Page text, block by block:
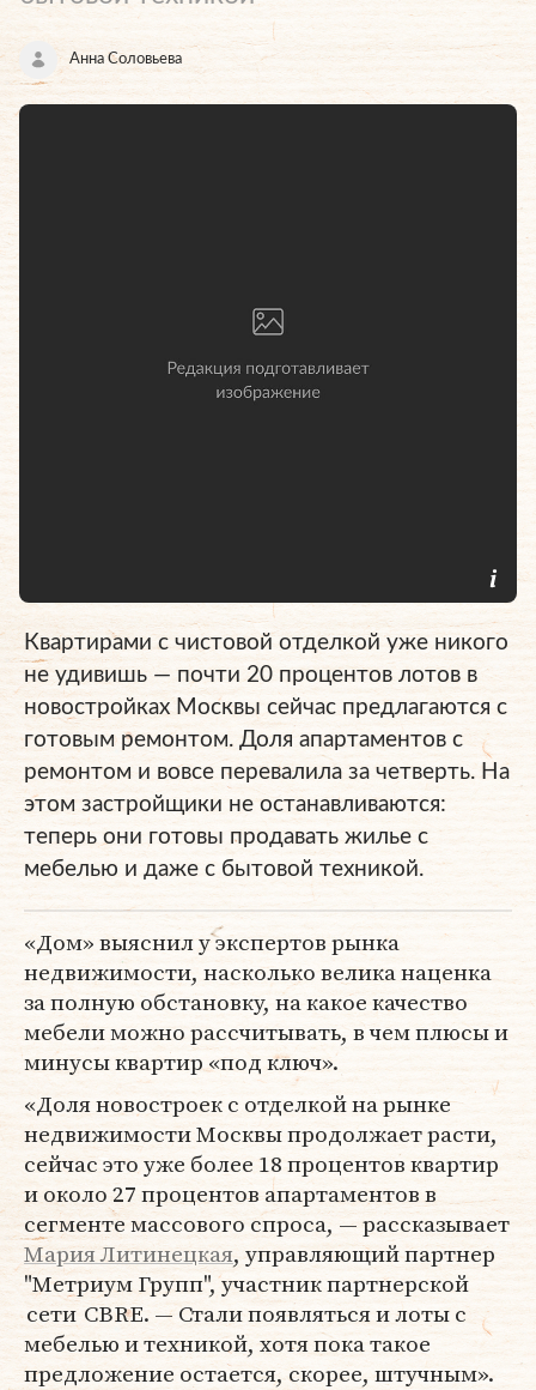
Анна Соловьева
Квартирами с чистовой отделкой уже никого
не удивишь — почти 20 процентов лотов в
новостройках Москвы сейчас предлагаются с
готовым ремонтом. Доля апартаментов с
ремонтом и вовсе перевалила за четверть. На
этом застройщики не останавливаются:
теперь они готовы продавать жилье с
мебелью и даже с бытовой техникой.
«Дом» выяснил у экспертов рынка
недвижимости, насколько велика наценка
за полную обстановку, на какое качество
мебели можно рассчитывать, в чем плюсы и
минусы квартир «под ключ».
«Доля новостроек с отделкой на рынке
недвижимости Москвы продолжает расти,
сейчас это уже более 18 процентов квартир
и около 27 процентов апартаментов в
сегменте массового спроса, — рассказывает
Мария Литинецкая, управляющий партнер
"Метриум Групп", участник партнерской
сети CBRE. — Стали появляться и лоты с
мебелью и техникой, хотя пока такое
предложение остается, скорее, штучным».